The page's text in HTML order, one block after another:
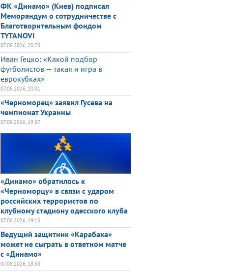
ФК «Динамо» (Киев) подписал
Меморандум о сотрудничестве с
Благотворительным фондом
TYTANOVI
07.08.2026, 20:25
Иван Гецко: «Какой подбор
футболистов — такая и игра в
еврокубках»
07.08.2026, 20:01
«Черноморец» заявил Гусева на
чемпионат Украины
07.08.2026, 19:37
«Динамо» обратилось к
«Черноморцу» в связи с ударом
российских террористов по
клубному стадиону одесского клуба
07.08.2026, 19:13
Ведущий защитник «Карабаха»
может не сыграть в ответном матче
с «Динамо»
07.08.2026, 18:50